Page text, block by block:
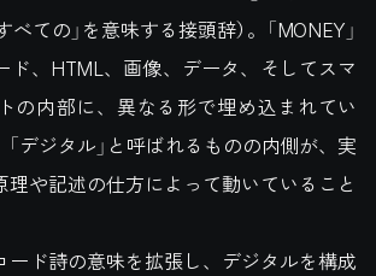
べての」を意味する接頭辞）。「MONEY」
ド、HTML、画像、データ、そしてスマ
の内部に、異なる形で埋め込まれてい
デジタル」と呼ばれるものの内側が、実
理や記述の仕方によって動いていること
ード詩の意味を拡張し、デジタルを構成